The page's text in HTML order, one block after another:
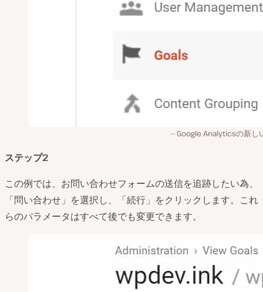
Google Analyticsの新し
ステップ2
この例では、お問い合わせフォームの送信を追跡したい為、
「問い合わせ」を選択し、「続行」をクリックします。これ
らのパラメータはすべて後でも変更できます。